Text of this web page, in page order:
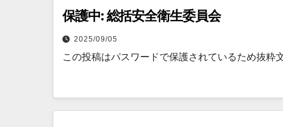
保護中: 総括安全衛生委員会
2025/09/05
この投稿はパスワードで保護されているため抜粋